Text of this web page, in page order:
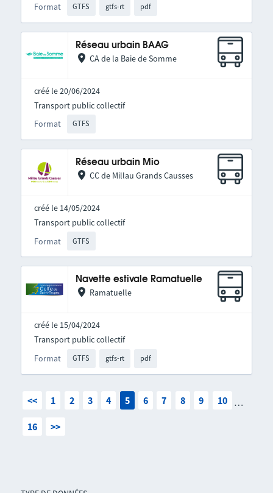
Format GTFS gtfs-rt pdf
Réseau urbain BAAG
CA de la Baie de Somme
créé le 20/06/2024
Format GTFS
Transport public collectif
Réseau urbain Mio
CC de Millau Grands Causses
créé le 14/05/2024
Format GTFS
Transport public collectif
Navette estivale Ramatuelle
Ramatuelle
créé le 15/04/2024
Format GTFS gtfs-rt pdf
Transport public collectif
<< 1 2 3 4 5 6 7 8 9 10
…
16
>>